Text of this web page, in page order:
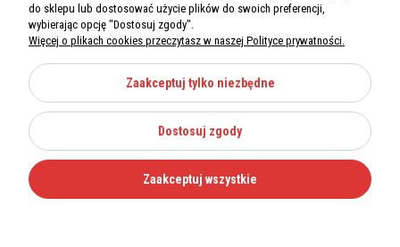
O nas
Informacje
Moje konto
Kategorie
do sklepu lub dostosować użycie plików do swoich preferencji,
wybierając opcję "Dostosuj zgody".
Więcej o plikach cookies przeczytasz w naszej Polityce prywatności.
Zaakceptuj tylko niezbędne
Dostosuj zgody
Zaakceptuj wszystkie